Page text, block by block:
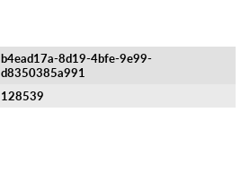
b4ead17a-8d19-4bfe-9e99-
d8350385a991
128539